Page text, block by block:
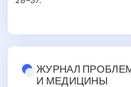
ЖУРНАЛ
И МЕДИЦИНЫ